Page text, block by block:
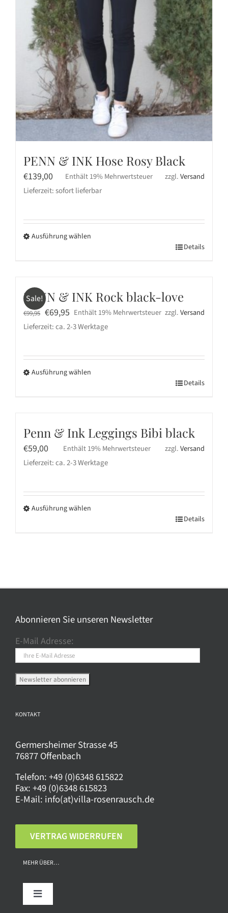
PENN & INK Hose Rosy Black
€139,00 Enthält 19% Mehrwertsteuer zzgl.Versand
Lieferzeit: sofort lieferbar
Ausführung wählen
mehrere
Varianten
auf.
Die
können
auf
werden
Details
Sale!
PENN & INK Rock black-love
€99,95 Ursprünglicher
Preis
€99,95
€69,95 Aktueller
Preis
€69,95.
Enthält 19% Mehrwertsteuer zzgl.Versand
Lieferzeit: ca. 2-3 Werktage
Ausführung wählen
Varianten
auf.
Die
können
auf
Details
Penn & Ink Leggings Bibi black
€59,00 Enthält 19% Mehrwertsteuer zzgl.Versand
Lieferzeit: ca. 2-3 Werktage
Ausführung wählen
auf.
Optionen
auf
der
Produktseite
gewählt
Details
Abonnieren Sie unseren Newsletter
E-Mail Adresse:
KONTAKT
Germersheimer Strasse 45
76877 Offenbach
Telefon:+49 (0)6348 615822
Fax:+49 (0)6348 615823
E-Mail: info(at)villa-rosenrausch.de
VERTRAG WIDERRUFEN
MEHR ÜBER…
Toggle